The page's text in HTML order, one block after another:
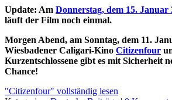
Update: Am Donnerstag, dem 15. Januar
läuft der Film noch einmal.
Morgen Abend, am Sonntag, dem 11.
Wiesbadener Caligari-Kino Citizenfour
Kurzentschlossene gibt es mit Sicherheit
Chance!
"Citizenfour" vollständig lesen